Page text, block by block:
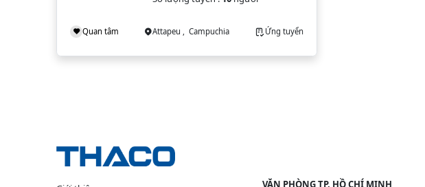
Quan tâm Attapeu , Campuchia Ứng tuyển
VĂN PHÒNG TP. HỒ CHÍ MINH